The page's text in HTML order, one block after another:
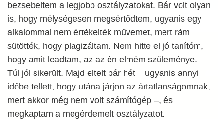
bezsebeltem a legjobb osztályzatokat. Bár volt olyan
is, hogy mélységesen megsértődtem, ugyanis egy
alkalommal nem értékelték művemet, mert rám
sütötték, hogy plagizáltam. Nem hitte el jó tanítóm,
hogy amit leadtam, az az én elmém szüleménye.
Túl jól sikerült. Majd eltelt pár hét – ugyanis annyi
időbe tellett, hogy utána járjon az ártatlanságomnak,
mert akkor még nem volt számítógép –, és
megkaptam a megérdemelt osztályzatot.